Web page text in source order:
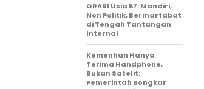
ORARI Usia 57: Mandiri,
Non Politik, Bermartabat
di Tengah Tantangan
Internal
Kemenhan Hanya
Terima Handphone,
Bukan Satelit:
Pemerintah Bongkar